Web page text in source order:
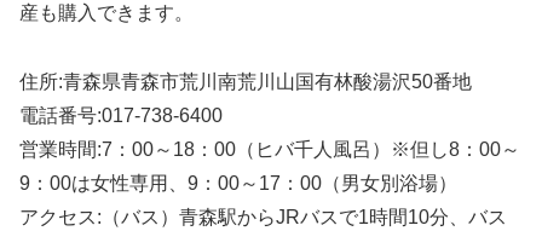
産も購入できます。
住所:青森県青森市荒川南荒川山国有林酸湯沢50番地
電話番号:017-738-6400
営業時間:7：00～18：00（ヒバ千人風呂）※但し8：00～
9：00は女性専用、9：00～17：00（男女別浴場）
アクセス:（バス）青森駅からJRバスで1時間10分、バス